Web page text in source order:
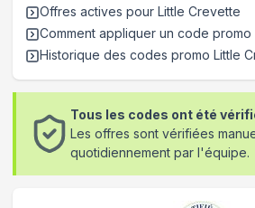
Offres actives pour Little Crevette
Comment appliquer un code promo
Historique des codes promo Little
Tous les codes ont été
Les offres sont vérifiées
quotidiennement par l'équipe.